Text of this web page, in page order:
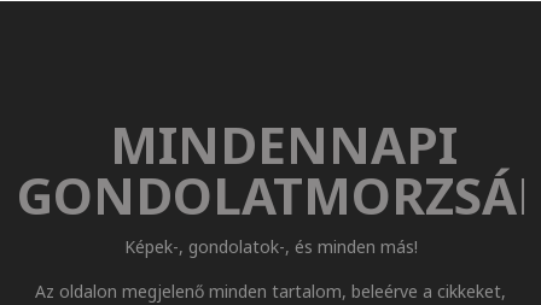
MINDENNAPI
Képek-, gondolatok-, és minden más!
Az oldalon megjelenő minden tartalom, beleérve a cikkeket,